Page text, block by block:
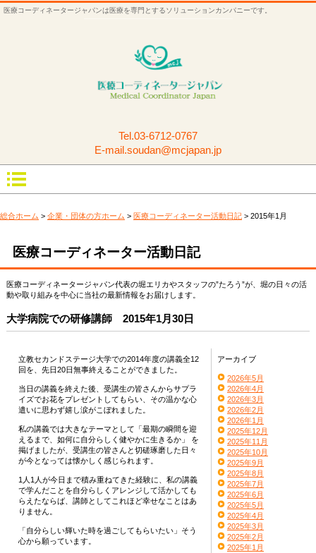
医療コーディネータージャパンは医療を専門とするソリューションカンパニーです。
Tel.03-6712-0767
E-mail.soudan@mcjapan.jp
総合ホーム > 企業・団体の方ホーム > 医療コーディネーター活動日記 > 2015年1月
医療コーディネーター活動日記
医療コーディネータージャパン代表の堀エリカやスタッフの”たろう”が、堀の日々の活
動や取り組みを中心に当社の最新情報をお届けします。
大学病院での研修講師 2015年1月30日
立教セカンドステージ大学での2014年度の講義全12
回を、先日20日無事終えることができました。
当日の講義を終えた後、受講生の皆さんからサプラ
イズでお花をプレゼントしてもらい、その温かな心
遣いに思わず嬉し涙がこぼれました。
私の講義では大きなテーマとして「最期の瞬間を迎
えるまで、如何に自分らしく健やかに生きるか」 を
掲げましたが、受講生の皆さんと切磋琢磨した日々
が今となっては懐かしく感じられます。
1人1人が今日まで積み重ねてきた経験に、私の講義
で学んだことを自分らしくアレンジして活かしても
らえたならば、講師としてこれほど幸せなことはあ
りません。
「自分らしい輝いた時を過ごしてもらいたい」そう
心から願っています。
アーカイブ
2026年5月
2026年4月
2026年3月
2026年2月
2026年1月
2025年12月
2025年11月
2025年10月
2025年9月
2025年8月
2025年7月
2025年6月
2025年5月
2025年4月
2025年3月
2025年2月
2025年1月